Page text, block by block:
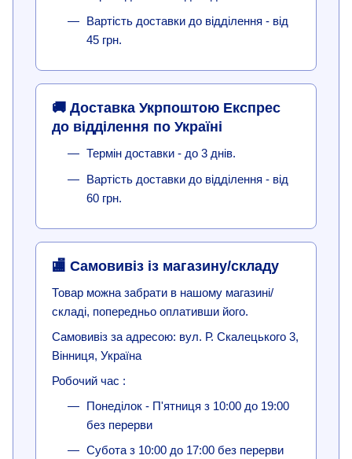
Вартість доставки до відділення - від
45 грн.
🚚 Доставка Укрпоштою Експрес
до відділення по Україні
Термін доставки - до 3 днів.
Вартість доставки до відділення - від
60 грн.
🏬 Самовивіз із магазину/складу
Товар можна забрати в нашому магазині/
складі, попередньо оплативши його.
Самовивіз за адресою: вул. Р. Скалецького 3,
Вінниця, Україна
Робочий час :
Понеділок - П'ятниця з 10:00 до 19:00
без перерви
Субота з 10:00 до 17:00 без перерви